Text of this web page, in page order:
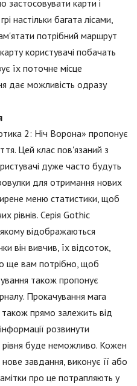
застосовувати карти і
настільки багата лісами,
потрібний маршрут
користувачі побачать
їх поточне місце
дає можливість одразу
2: Ніч Ворона» пропонує
Цей клас пов'язаний з
дуже часто будуть
для отримання нових
меню статистики, щоб
рівнів. Серія Gothic
відображаються
він вивчив, їх відсоток,
ще вам потрібно, щоб
також пропонує
Прокачування мага
прямо залежить від
розвинути
буде неможливо. Кожен
завдання, виконує її або
про це потрапляють у